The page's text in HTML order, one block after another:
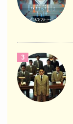
3